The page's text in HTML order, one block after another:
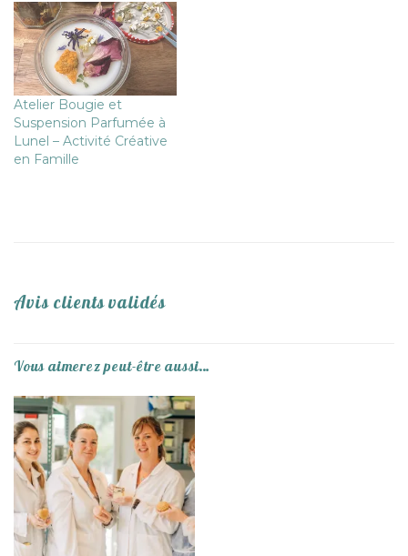
Atelier Bougie et
Suspension Parfumée à
Lunel – Activité Créative
en Famille
Avis clients validés
Vous aimerez peut-être aussi…